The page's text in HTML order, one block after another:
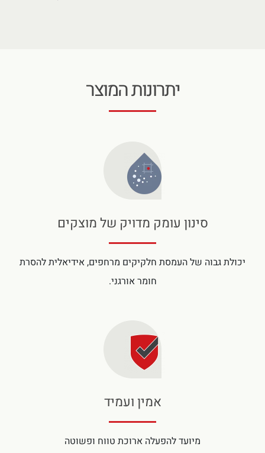
יתרונות המוצר
סינון עומק מדויק של מוצקים
יכולת גבוה של העמסת חלקיקים מרחפים, אידיאלית להסרת
חומר אורגני.
אמין ועמיד
מיועד להפעלה ארוכת טווח ופשוטה